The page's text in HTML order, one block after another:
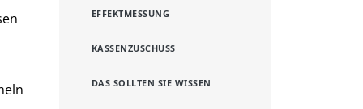
EFFEKTMESSUNG
KASSENZUSCHUSS
DAS SOLLTEN SIE WISSEN